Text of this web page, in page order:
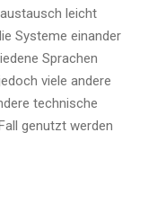
leicht
Systeme einander
Sprachen
viele andere
technische
genutzt werden